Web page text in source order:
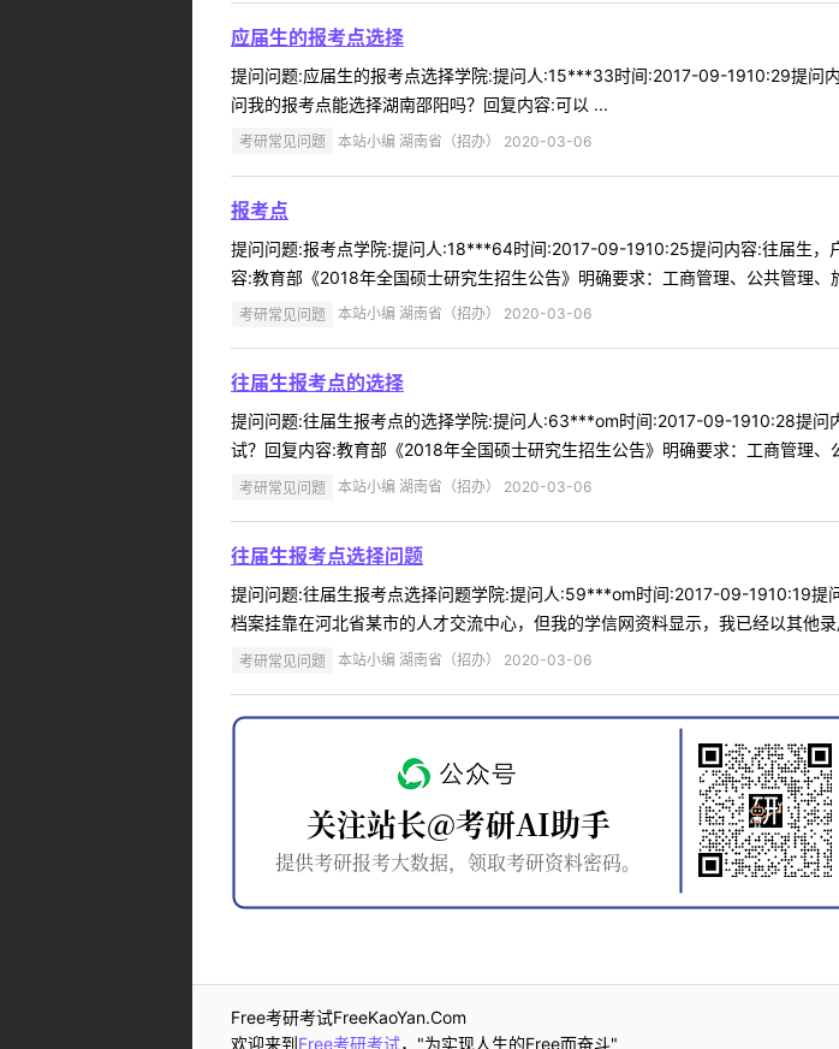
应届生的报考点选择
提问问题:应届生的报考点选择学院:提问人:15***33时间:2017-09-1910:29提问
问我的报考点能选择湖南邵阳吗？回复内容:可以 ...
考研常见问题 本站小编 湖南省（招办） 2020-03-06
报考点
提问问题:报考点学院:提问人:18***64时间:2017-09-1910:25提问内容:往届生，
容:教育部《2018年全国硕士研究生招生公告》明确要求：工商管理、公共管理
考研常见问题 本站小编 湖南省（招办） 2020-03-06
往届生报考点的选择
提问问题:往届生报考点的选择学院:提问人:63***om时间:2017-09-1910:28提问
试？回复内容:教育部《2018年全国硕士研究生招生公告》明确要求：工商管理
考研常见问题 本站小编 湖南省（招办） 2020-03-06
往届生报考点选择问题
提问问题:往届生报考点选择问题学院:提问人:59***om时间:2017-09-1910:19提
档案挂靠在河北省某市的人才交流中心，但我的学信网资料显示，我已经以其他
考研常见问题 本站小编 湖南省（招办） 2020-03-06
Free考研考试FreeKaoYan.Com
欢迎来到Free考研考试，"为实现人生的Free而奋斗"